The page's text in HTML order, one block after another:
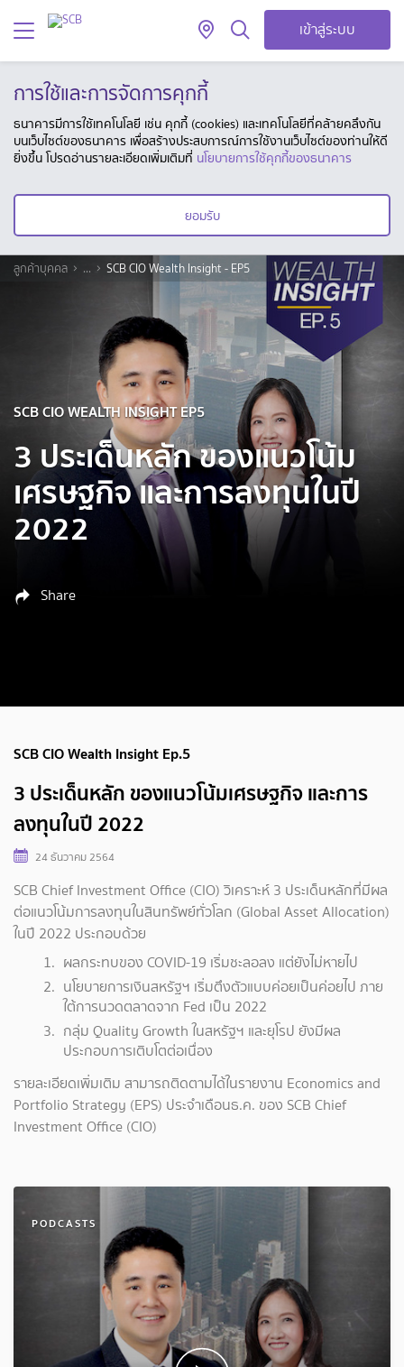
เข้าสู่ระบบ
การใช้และการจัดการคุกกี้
ธนาคารมีการใช้เทคโนโลยี เช่น คุกกี้ (cookies) และเทคโนโลยีที่คล้ายคลึงกัน
บนเว็บไซต์ของธนาคาร เพื่อสร้างประสบการณ์การใช้งานเว็บไซต์ของท่านให้ดี
ยิ่งขึ้น โปรดอ่านรายละเอียดเพิ่มเติมที่ นโยบายการใช้คุกกี้ของธนาคาร
ยอมรับ
ลูกค้าบุคคล ... SCB CIO Wealth Insight - EP5
SCB CIO WEALTH INSIGHT EP5
3 ประเด็นหลัก ของแนวโน้ม
เศรษฐกิจ และการลงทุนในปี
2022
Share
SCB CIO Wealth Insight Ep.5
3 ประเด็นหลัก ของแนวโน้มเศรษฐกิจ และการ
ลงทุนในปี 2022
24 ธันวาคม 2564
SCB Chief Investment Office (CIO) วิเคราะห์ 3 ประเด็นหลักที่มีผล
ต่อแนวโน้มการลงทุนในสินทรัพย์ทั่วโลก (Global Asset Allocation)
ในปี 2022 ประกอบด้วย
ผลกระทบของ COVID-19 เริ่มชะลอลง แต่ยังไม่หายไป
นโยบายการเงินสหรัฐฯ เริ่มตึงตัวแบบค่อยเป็นค่อยไป ภาย
ใต้การนวดตลาดจาก Fed เป็น 2022
กลุ่ม Quality Growth ในสหรัฐฯ และยุโรป ยังมีผล
ประกอบการเติบโตต่อเนื่อง
รายละเอียดเพิ่มเติม สามารถติดตามได้ในรายงาน Economics and
Portfolio Strategy (EPS) ประจำเดือนธ.ค. ของ SCB Chief
Investment Office (CIO)
PODCASTS